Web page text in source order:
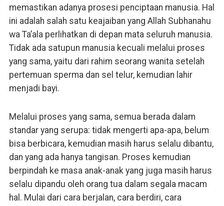
memastikan adanya prosesi penciptaan manusia. Hal
ini adalah salah satu keajaiban yang Allah Subhanahu
wa Ta’ala perlihatkan di depan mata seluruh manusia.
Tidak ada satupun manusia kecuali melalui proses
yang sama, yaitu dari rahim seorang wanita setelah
pertemuan sperma dan sel telur, kemudian lahir
menjadi bayi.
Melalui proses yang sama, semua berada dalam
standar yang serupa: tidak mengerti apa-apa, belum
bisa berbicara, kemudian masih harus selalu dibantu,
dan yang ada hanya tangisan. Proses kemudian
berpindah ke masa anak-anak yang juga masih harus
selalu dipandu oleh orang tua dalam segala macam
hal. Mulai dari cara berjalan, cara berdiri, cara